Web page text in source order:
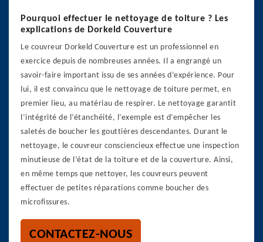
Pourquoi effectuer le nettoyage de toiture ? Les
explications de Dorkeld Couverture
Le couvreur Dorkeld Couverture est un professionnel en
exercice depuis de nombreuses années. Il a engrangé un
savoir-faire important issu de ses années d’expérience. Pour
lui, il est convaincu que le nettoyage de toiture permet, en
premier lieu, au matériau de respirer. Le nettoyage garantit
l’intégrité de l’étanchéité, l’exemple est d’empêcher les
saletés de boucher les gouttières descendantes. Durant le
nettoyage, le couvreur consciencieux effectue une inspection
minutieuse de l’état de la toiture et de la couverture. Ainsi,
en même temps que nettoyer, les couvreurs peuvent
effectuer de petites réparations comme boucher des
microfissures.
CONTACTEZ-NOUS